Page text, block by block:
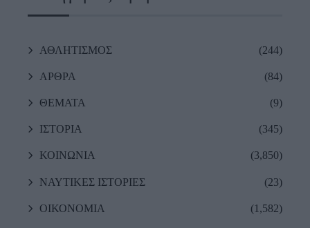
ΑΘΛΗΤΙΣΜΟΣ (244)
ΑΡΘΡΑ (84)
ΘΕΜΑΤΑ (9)
ΙΣΤΟΡΙΑ (345)
ΚΟΙΝΩΝΙΑ (3,850)
ΝΑΥΤΙΚΕΣ ΙΣΤΟΡΙΕΣ (23)
ΟΙΚΟΝΟΜΙΑ (1,582)